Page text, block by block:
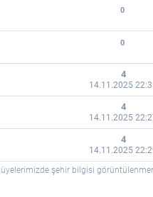
0
0
4
14.11.2025
4
14.11.2025
4
14.11.2025
üyelerimizde şehir bilgisi